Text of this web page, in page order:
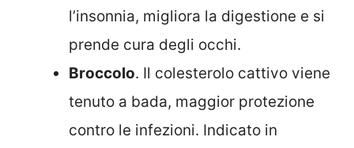
l’insonnia, migliora la digestione e si
prende cura degli occhi.
Broccolo. Il colesterolo cattivo viene
tenuto a bada, maggior protezione
contro le infezioni. Indicato in